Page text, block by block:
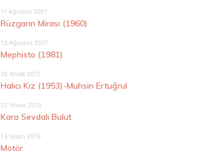
11 Ağustos 2017
Rüzgarın Mirası (1960)
13 Ağustos 2017
Mephisto (1981)
25 Aralık 2015
Halıcı Kız (1953)-Muhsin Ertuğrul
22 Nisan 2019
Kara Sevdalı Bulut
13 Nisan 2019
Motör